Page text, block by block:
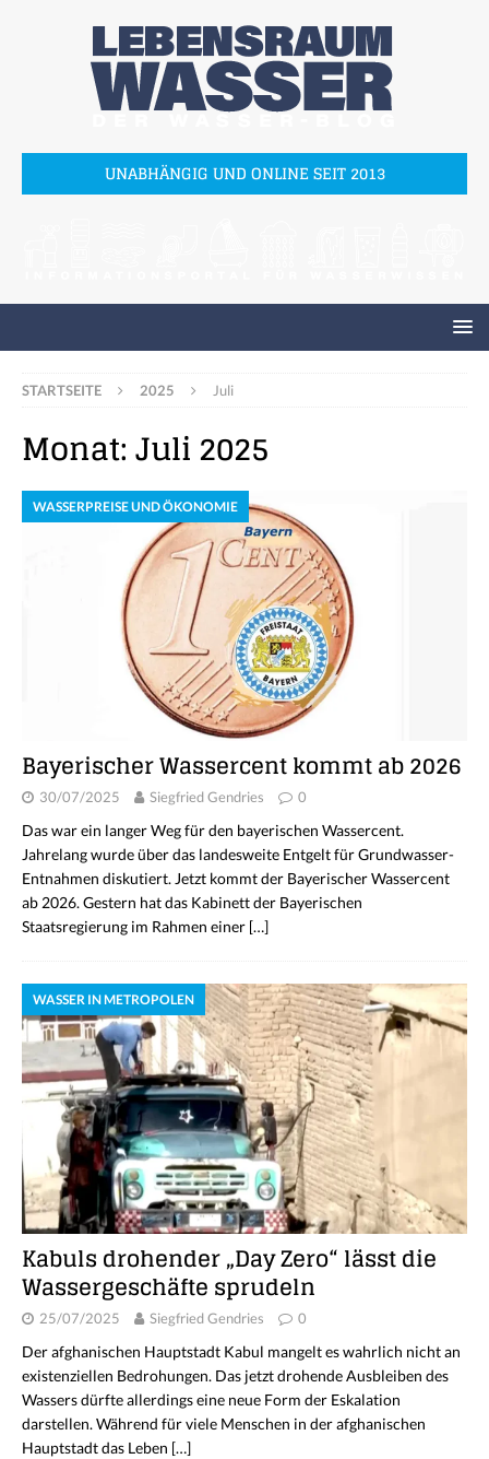
UNABHÄNGIG UND ONLINE SEIT 2013
STARTSEITE 2025 Juli
Monat:Juli 2025
WASSERPREISE UND ÖKONOMIE
Bayerischer Wassercent kommt ab 2026
30/07/2025 Siegfried Gendries 0
Das war ein langer Weg für den bayerischen Wassercent.
Jahrelang wurde über das landesweite Entgelt für Grundwasser-
Entnahmen diskutiert. Jetzt kommt der Bayerischer Wassercent
ab 2026. Gestern hat das Kabinett der Bayerischen
Staatsregierung im Rahmen einer […]
WASSER IN METROPOLEN
Kabuls drohender „Day Zero“ lässt die
Wassergeschäfte sprudeln
25/07/2025 Siegfried Gendries 0
Der afghanischen Hauptstadt Kabul mangelt es wahrlich nicht an
existenziellen Bedrohungen. Das jetzt drohende Ausbleiben des
Wassers dürfte allerdings eine neue Form der Eskalation
darstellen. Während für viele Menschen in der afghanischen
Hauptstadt das Leben […]